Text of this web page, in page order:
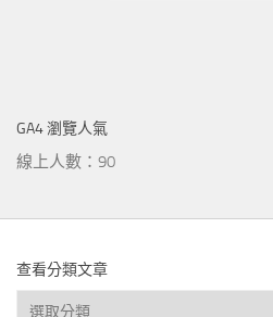
GA4 瀏覽人氣
線上人數：90
查看分類文章
查